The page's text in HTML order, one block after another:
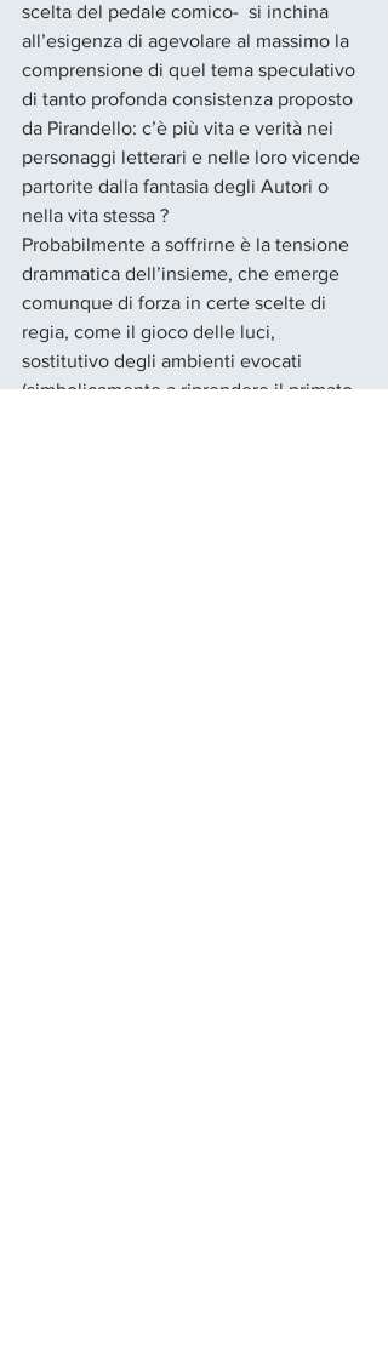
scelta del pedale comico-  si inchina
all’esigenza di agevolare al massimo la
comprensione di quel tema speculativo
di tanto profonda consistenza proposto
da Pirandello: c’è più vita e verità nei
personaggi letterari e nelle loro vicende
partorite dalla fantasia degli Autori o
nella vita stessa ?
Probabilmente a soffrirne è la tensione
drammatica dell’insieme, che emerge
comunque di forza in certe scelte di
regia, come il gioco delle luci,
sostitutivo degli ambienti evocati
(simbolicamente a riprendere il primato